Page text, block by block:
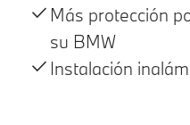
Más protección
su BMW
Instalación